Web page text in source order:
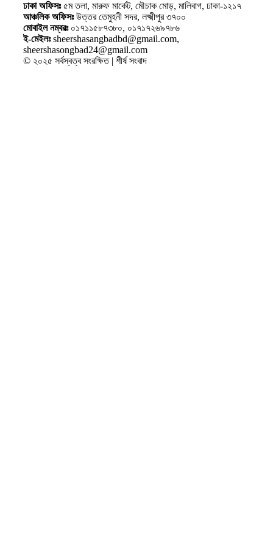
ঢাকা অফিসঃ৫ম তলা, মারুফ মার্কেট, মৌচাক মোড়, মালিবাগ, ঢাকা-১২১৭
আঞ্চলিক অফিসঃউত্তর তেমুহনী সদর, লক্ষ্মীপুর ৩৭০০
মোবাইল নম্বরঃ০১৭১১৫৮৭৩৮০, ০১৭১৭২৬৯৭৮৬
ই-মেইলঃsheershasangbadbd@gmail.com,
sheershasongbad24@gmail.com
© ২০২৫ সর্বস্বত্ব সংরক্ষিত | শীর্ষ সংবাদ